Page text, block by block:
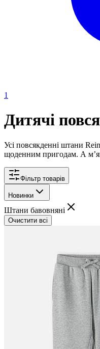
1
Дитячі
Усі повсякденні штани
щоденним пригодам. А
Фільтр товарів
Новинки
Штани бавовняні
Очистити всі